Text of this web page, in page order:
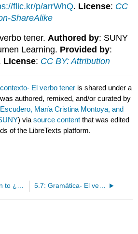
flic.kr/p/arrWhQ. License: CC
ShareAlike
tener.Authored by: SUNY
Learning. Provided by:
License: CC BY: Attribution
El verbo tener is shared under a
authored, remixed, and/or curated by
María Cristina Montoya, and
) viasource content that was edited
of the LibreTexts platform.
5.7: Gramática- El verbo tener